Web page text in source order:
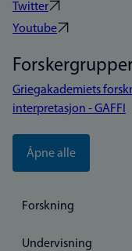
Twitter
Youtube
Griegakademiets
interpretasjon - GAFFI
Åpne alle
Forskning
Undervisning